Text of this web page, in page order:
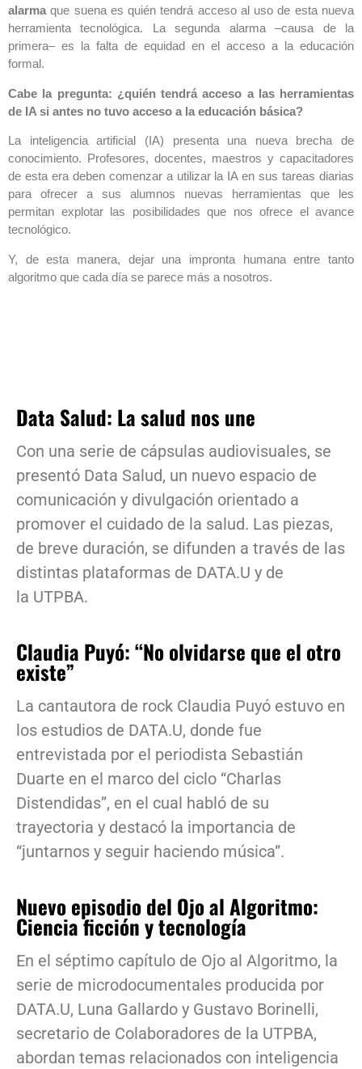
alarmaque suena es quién tendrá acceso al uso de esta nueva
herramienta tecnológica. La segunda alarma –causa de la
primera– es la falta de equidad en el acceso a la educación
formal.
Cabe la pregunta: ¿quién tendrá acceso a las herramientas
de IA si antes no tuvo acceso a la educación básica?
La inteligencia artificial (IA) presenta una nueva brecha de
conocimiento. Profesores, docentes, maestros y capacitadores
de esta era deben comenzar a utilizar la IA en sus tareas diarias
para ofrecer a sus alumnos nuevas herramientas que les
permitan explotar las posibilidades que nos ofrece el avance
tecnológico.
Y, de esta manera, dejar una impronta humana entre tanto
algoritmo que cada día se parece más a nosotros.
Data Salud: La salud nos une
Con una serie de cápsulas audiovisuales, se
presentó Data Salud, un nuevo espacio de
comunicación y divulgación orientado a
promover el cuidado de la salud. Las piezas,
de breve duración, se difunden a través de las
distintas plataformas de DATA.U y de
la UTPBA.
Claudia Puyó: “No olvidarse que el otro
existe”
La cantautora de rock Claudia Puyó estuvo en
los estudios de DATA.U, donde fue
entrevistada por el periodista Sebastián
Duarte en el marco del ciclo “Charlas
Distendidas”, en el cual habló de su
trayectoria y destacó la importancia de
“juntarnos y seguir haciendo música”.
Nuevo episodio del Ojo al Algoritmo:
Ciencia ficción y tecnología
En el séptimo capítulo de Ojo al Algoritmo, la
serie de microdocumentales producida por
DATA.U, Luna Gallardo y Gustavo Borinelli,
secretario de Colaboradores de la UTPBA,
abordan temas relacionados con inteligencia